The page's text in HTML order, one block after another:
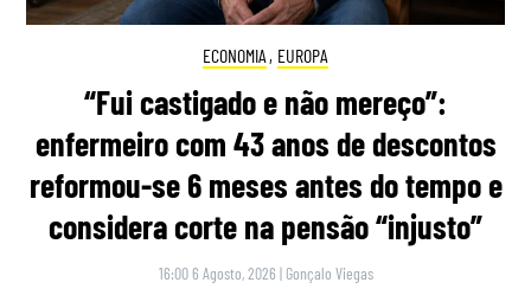
ECONOMIA , EUROPA
“Fui castigado e não mereço”:
enfermeiro com 43 anos de descontos
reformou-se 6 meses antes do tempo e
considera corte na pensão “injusto”
16:00 6 Agosto, 2026 | Gonçalo Viegas